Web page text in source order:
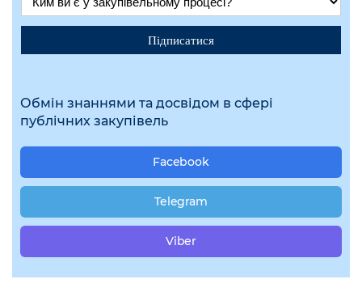
Підписатися
Обмін знаннями та досвідом в сфері
публічних закупівель
Facebook
Telegram
Viber